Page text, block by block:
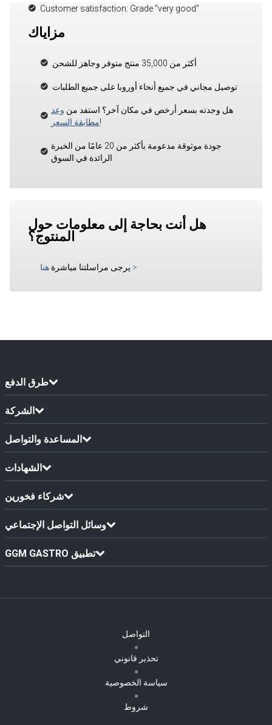
Customer satisfaction: Grade "very good"
مزاياك
أكثر من 35,000 منتج متوفر وجاهز للشحن
توصيل مجاني في جميع أنحاء أوروبا على جميع الطلبات
هل وجدته بسعر أرخص في مكان آخر؟ استفد من وعد
مطابقة السعر!
جودة موثوقة مدعومة بأكثر من 20 عامًا من الخبرة
الرائدة في السوق
هل أنت بحاجة إلى معلومات حول
المنتوج؟
يرجى مراسلتنا مباشرة هنا >
طرق الدفع
الشركة
المساعدة والتواصل
الشهادات
شركاء فخورين
وسائل التواصل الإجتماعي
GGM GASTRO تطبيق
التواصل
تحذير قانوني
سياسة الخصوصية
شروط